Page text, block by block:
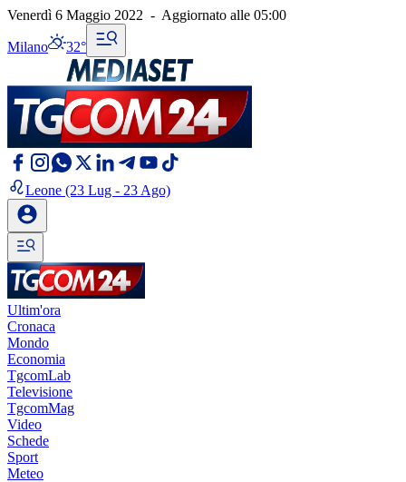
Venerdì 6 Maggio 2022 - Aggiornato alle 05:00
Milano 32°
Leone (23 Lug - 23 Ago)
Ultim'ora
Cronaca
Mondo
Economia
TgcomLab
Televisione
TgcomMag
Video
Schede
Sport
Meteo